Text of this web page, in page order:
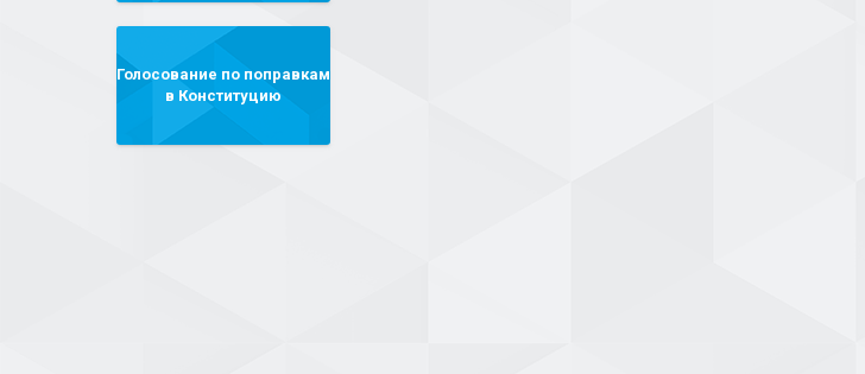
Голосование по поправкам
в Конституцию